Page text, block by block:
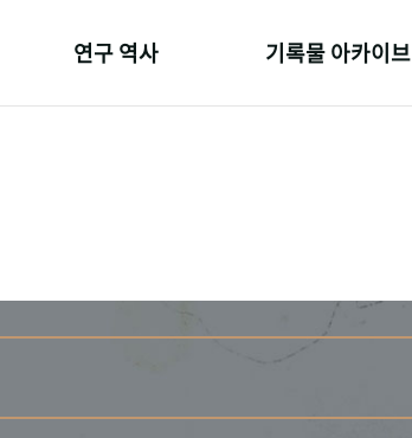
연구 역사 기록물 아카이브